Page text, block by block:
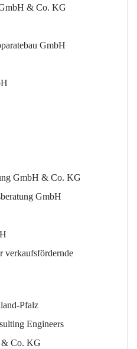
& Co. KG
GmbH
GmbH & Co. KG
GmbH
verkaufsfördernde
Pfalz
Engineers
& Co. KG